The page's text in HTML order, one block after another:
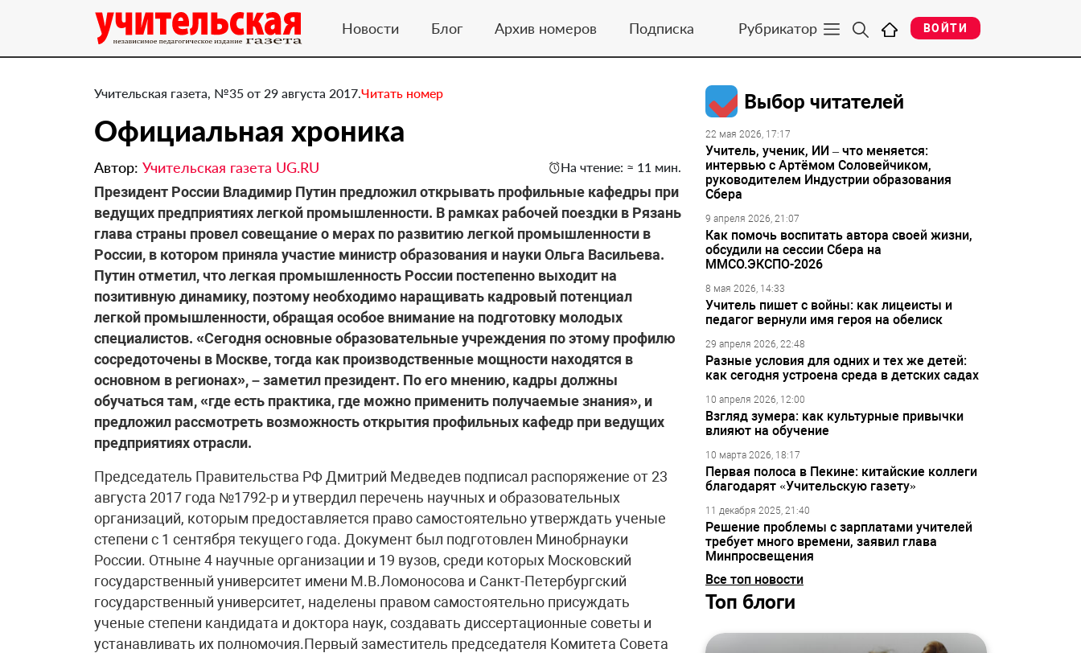
Новости Блог Архив номеров Подписка Рубрикатор ВОЙТИ
Учительская газета, №35 от 29 августа 2017.Читать номер
Официальная хроника
Автор: Учительская газета UG.RU На чтение: ≈ 11 мин.
​Президент России Владимир Путин предложил открывать профильные кафедры при
ведущих предприятиях легкой промышленности. В рамках рабочей поездки в Рязань
глава страны провел совещание о мерах по развитию легкой промышленности в
России, в котором приняла участие министр образования и науки Ольга Васильева.
Путин отметил, что легкая промышленность России постепенно выходит на
позитивную динамику, поэтому необходимо наращивать кадровый потенциал
легкой промышленности, обращая особое внимание на подготовку молодых
специалистов. «Сегодня основные образовательные учреждения по этому профилю
сосредоточены в Москве, тогда как производственные мощности находятся в
основном в регионах», – заметил президент. По его мнению, кадры должны
обучаться там, «где есть практика, где можно применить получаемые знания», и
предложил рассмотреть возможность открытия профильных кафедр при ведущих
предприятиях отрасли.
Председатель Правительства РФ Дмитрий Медведев подписал распоряжение от 23
августа 2017 года №1792-р и утвердил перечень научных и образовательных
организаций, которым предоставляется право самостоятельно утверждать ученые
степени с 1 сентября текущего года. Документ был подготовлен Минобрнауки
России. Отныне 4 научные организации и 19 вузов, среди которых Московский
государственный университет имени М.В.Ломоносова и Санкт-Петербургский
государственный университет, наделены правом самостоятельно присуждать
ученые степени кандидата и доктора наук, создавать диссертационные советы и
устанавливать их полномочия.Первый заместитель председателя Комитета Совета
Выбор читателей
22 мая 2026, 17:17
Учитель, ученик, ИИ – что меняется:
интервью с Артёмом Соловейчиком,
руководителем Индустрии образования
Сбера
9 апреля 2026, 21:07
Как помочь воспитать автора своей жизни,
обсудили на сессии Сбера на
ММСО.ЭКСПО-2026
8 мая 2026, 14:33
Учитель пишет с войны: как лицеисты и
педагог вернули имя героя на обелиск
29 апреля 2026, 22:48
Разные условия для одних и тех же детей:
как сегодня устроена среда в детских садах
10 апреля 2026, 12:00
Взгляд зумера: как культурные привычки
влияют на обучение
10 марта 2026, 18:17
Первая полоса в Пекине: китайские коллеги
благодарят «Учительскую газету»
11 декабря 2025, 21:40
Решение проблемы с зарплатами учителей
требует много времени, заявил глава
Минпросвещения
Все топ новости
Топ блоги